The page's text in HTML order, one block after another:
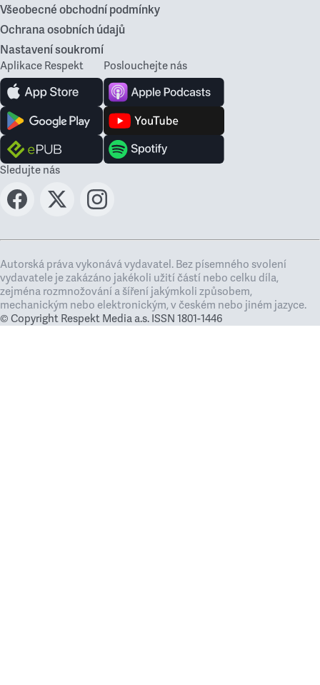
Všeobecné obchodní podmínky
Ochrana osobních údajů
Nastavení soukromí
Aplikace Respekt Poslouchejte nás
Sledujte nás
Autorská práva vykonává vydavatel. Bez písemného svolení
vydavatele je zakázáno jakékoli užití částí nebo celku díla,
zejména rozmnožování a šíření jakýmkoli způsobem,
mechanickým nebo elektronickým, v českém nebo jiném jazyce.
© Copyright Respekt Media a.s. ISSN 1801-1446